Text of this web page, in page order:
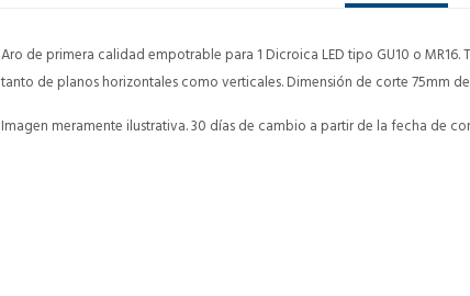
Aro de primera calidad empotrable para 1 Dicroica LED tipo GU10 o
tanto de planos horizontales como verticales. Dimensión de corte 75mm
Imagen meramente ilustrativa. 30 días de cambio a partir de la fecha de